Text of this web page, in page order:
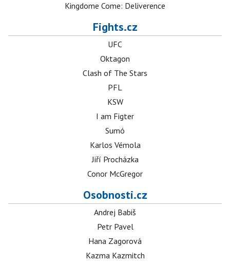
Kingdome Come: Deliverence
Fights.cz
UFC
Oktagon
Clash of The Stars
PFL
KSW
I am Figter
Sumó
Karlos Vémola
Jiří Procházka
Conor McGregor
Osobnosti.cz
Andrej Babiš
Petr Pavel
Hana Zagorová
Kazma Kazmitch